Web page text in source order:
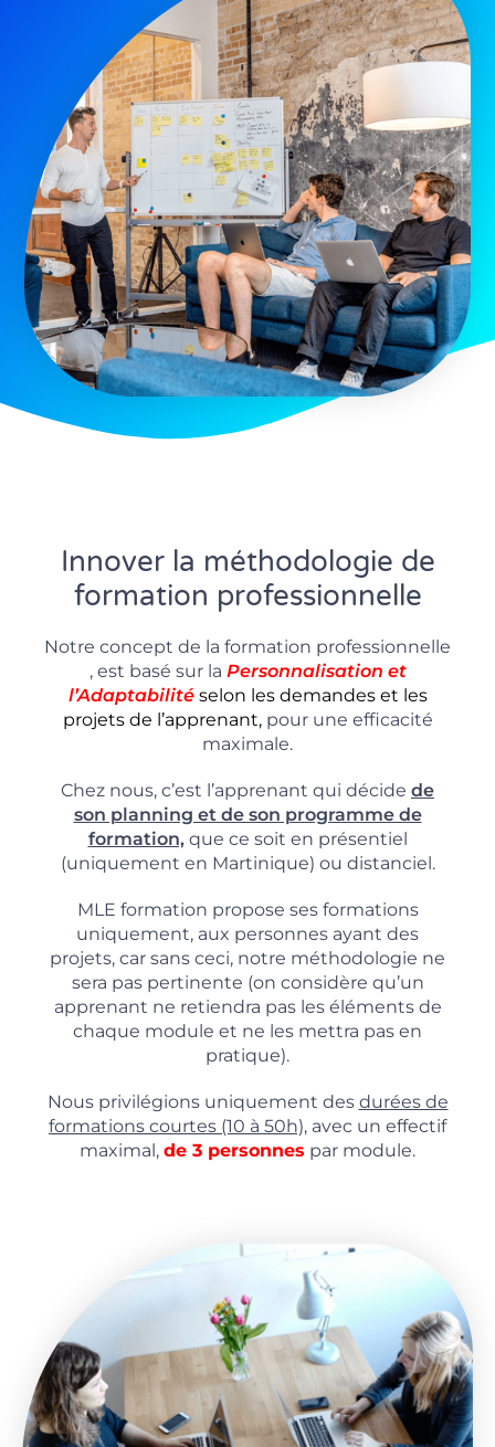
Innover la méthodologie de
formation professionnelle
Notre concept de la formation professionnelle
, est basé sur la Personnalisation et
l’Adaptabilité selon les demandes et les
projets de l’apprenant,pour une efficacité
maximale.
Chez nous, c’est l’apprenant qui décide de
son planning et de son programme de
formation,que ce soit en présentiel
(uniquement en Martinique) ou distanciel.
MLE formation propose ses formations
uniquement, aux personnes ayant des
projets, car sans ceci, notre méthodologie ne
sera pas pertinente (on considère qu’un
apprenant ne retiendra pas les éléments de
chaque module et ne les mettra pas en
pratique).
Nous privilégions uniquement des durées de
formations courtes (10 à 50h), avec un effectif
maximal, de 3 personnes par module.